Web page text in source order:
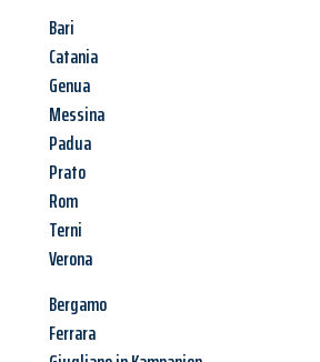
Bari
Catania
Genua
Messina
Padua
Prato
Rom
Terni
Verona
Bergamo
Ferrara